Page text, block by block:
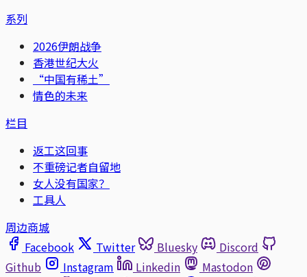
系列
2026伊朗战争
香港世纪大火
“中国有稀土”
情色的未来
栏目
返工这回事
不重磅记者自留地
女人没有国家？
工具人
周边商城
Facebook
Twitter Bluesky
Discord
Github
Instagram Linkedin
Mastodon